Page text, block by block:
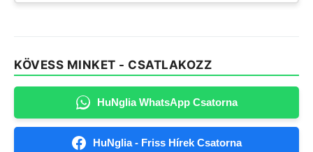
KÖVESS MINKET - CSATLAKOZZ
HuNglia WhatsApp Csatorna
HuNglia - Friss Hírek Csatorna